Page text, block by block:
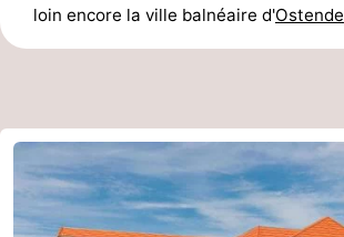
loin encore la ville balnéaire d'Ostende